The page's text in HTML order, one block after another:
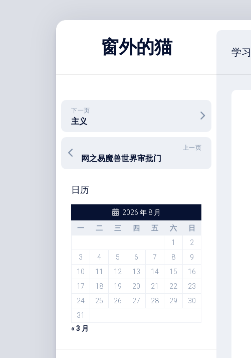
窗外的猫
下一页
主义
上一页
网之易魔兽世界审批门
日历
2026 年 8 月
一
二 三 四 五 六
日
1
2
3
4 5 6 7 8
9
10
11 12 13 14 15
16
17
18 19 20 21 22
23
24
25 26 27 28 29
30
31
« 3 月
学习